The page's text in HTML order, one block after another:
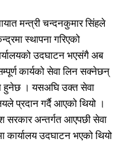
मन्त्री चन्दनकुमार सिंहले
स्थापना गरिएको
उदघाटन भएसंगै अब
कार्यको सेवा लिन सक्नेछन्
हुनेछ । यसअघि उक्त सेवा
प्रदान गर्दै आएको थियो ।
सरकार अन्तर्गत आएपछी सेवा
कार्यालय उदघाटन भएको थियो